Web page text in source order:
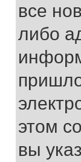
все
либо
этом
вы